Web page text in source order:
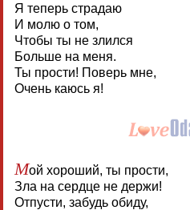
Я теперь страдаю
И молю о том,
Чтобы ты не злился
Больше на меня.
Ты прости! Поверь мне,
Очень каюсь я!
Мой хороший, ты прости,
Зла на сердце не держи!
Отпусти, забудь обиду,